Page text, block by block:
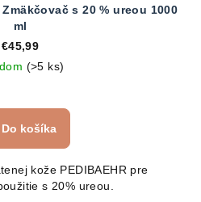
s 20 % ureou 1000
ml
€45,99
(>5 ks)
Do košíka
kože PEDIBAEHR pre
s 20% ureou.